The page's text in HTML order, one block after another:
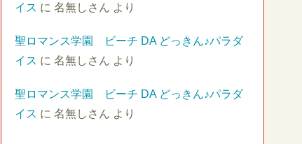
イス に 名無しさん より
聖ロマンス学園 ビーチ DA どっきん♪パラダ
イス に 名無しさん より
聖ロマンス学園 ビーチ DA どっきん♪パラダ
イス に 名無しさん より